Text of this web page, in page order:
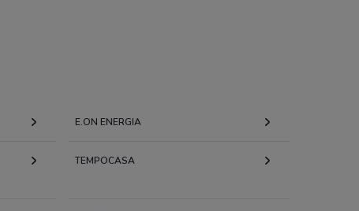
E.ON ENERGIA
TEMPOCASA